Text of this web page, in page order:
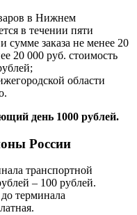
в Нижнем
в течении пяти
сумме заказа не менее 20
20 000 руб. стоимость
области
день 1000 рублей.
России
транспортной
– 100 рублей.
терминала